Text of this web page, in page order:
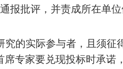
报批评，并责成所在单
究的实际参与者，且须
专家要兑现投标时承诺